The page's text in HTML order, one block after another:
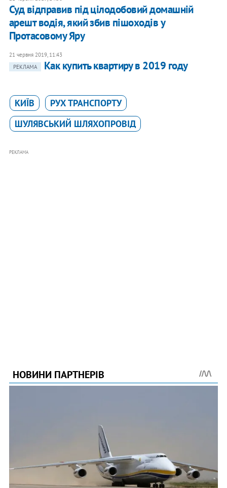
Суд відправив під цілодобовий домашній
арешт водія, який збив пішоходів у
Протасовому Яру
21 червня 2019, 11:43
РЕКЛАМА
Как купить квартиру в 2019 году
КИЇВ
РУХ ТРАНСПОРТУ
ШУЛЯВСЬКИЙ ШЛЯХОПРОВІД
РЕКЛАМА